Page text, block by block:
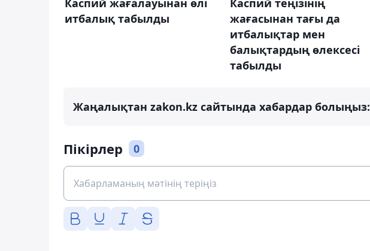
итбалық табылды
жағасынан тағы да
итбалықтар мен
балықтардың өлексесі
табылды
Жаңалықтан zakon.kz сайтында хабардар болыңыз:
Пікірлер 0